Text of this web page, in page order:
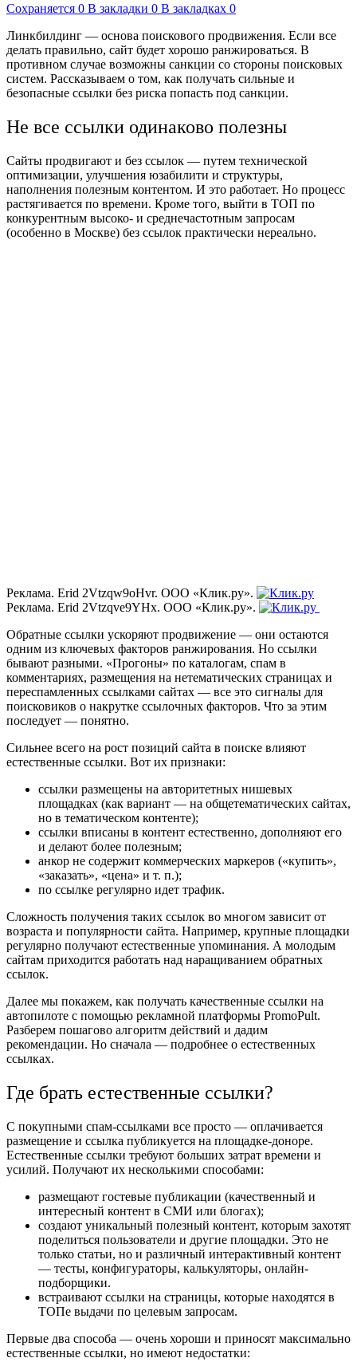
Сохраняется 0 В закладки 0 В закладках 0
Линкбилдинг — основа поискового продвижения. Если все
делать правильно, сайт будет хорошо ранжироваться. В
противном случае возможны санкции со стороны поисковых
систем. Рассказываем о том, как получать сильные и
безопасные ссылки без риска попасть под санкции.
Не все ссылки одинаково полезны
Сайты продвигают и без ссылок — путем технической
оптимизации, улучшения юзабилити и структуры,
наполнения полезным контентом. И это работает. Но процесс
растягивается по времени. Кроме того, выйти в ТОП по
конкурентным высоко- и среднечастотным запросам
(особенно в Москве) без ссылок практически нереально.
Реклама. Erid 2Vtzqw9oHvr. ООО «Клик.ру».
Реклама. Erid 2Vtzqve9YHx. ООО «Клик.ру».
Обратные ссылки ускоряют продвижение — они остаются
одним из ключевых факторов ранжирования. Но ссылки
бывают разными. «Прогоны» по каталогам, спам в
комментариях, размещения на нетематических страницах и
переспамленных ссылками сайтах — все это сигналы для
поисковиков о накрутке ссылочных факторов. Что за этим
последует — понятно.
Сильнее всего на рост позиций сайта в поиске влияют
естественные ссылки. Вот их признаки:
ссылки размещены на авторитетных нишевых
площадках (как вариант — на общетематических сайтах,
но в тематическом контенте);
ссылки вписаны в контент естественно, дополняют его
и делают более полезным;
анкор не содержит коммерческих маркеров («купить»,
«заказать», «цена» и т. п.);
по ссылке регулярно идет трафик.
Сложность получения таких ссылок во многом зависит от
возраста и популярности сайта. Например, крупные площадки
регулярно получают естественные упоминания. А молодым
сайтам приходится работать над наращиванием обратных
ссылок.
Далее мы покажем, как получать качественные ссылки на
автопилоте с помощью рекламной платформы PromoPult.
Разберем пошагово алгоритм действий и дадим
рекомендации. Но сначала — подробнее о естественных
ссылках.
Где брать естественные ссылки?
С покупными спам-ссылками все просто — оплачивается
размещение и ссылка публикуется на площадке-доноре.
Естественные ссылки требуют больших затрат времени и
усилий. Получают их несколькими способами:
размещают гостевые публикации (качественный и
интересный контент в СМИ или блогах);
создают уникальный полезный контент, которым захотят
поделиться пользователи и другие площадки. Это не
только статьи, но и различный интерактивный контент
— тесты, конфигураторы, калькуляторы, онлайн-
подборщики.
встраивают ссылки на страницы, которые находятся в
ТОПе выдачи по целевым запросам.
Первые два способа — очень хороши и приносят максимально
естественные ссылки, но имеют недостатки: